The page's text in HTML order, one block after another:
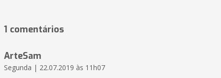
1 comentários
ArteSam
Segunda | 22.07.2019 às 11h07